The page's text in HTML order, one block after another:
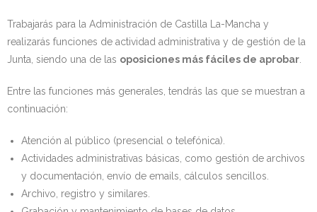
Trabajarás para la Administración de Castilla La-Mancha y
realizarás funciones de actividad administrativa y de gestión de la
Junta, siendo una de las oposiciones más fáciles de aprobar
Entre las funciones más generales, tendrás las que se muestran a
continuación:
Atención al público (presencial o telefónica).
Actividades administrativas básicas, como gestión de archivos
y documentación, envío de emails, cálculos sencillos.
Archivo, registro y similares.